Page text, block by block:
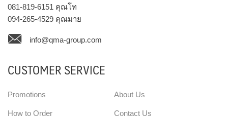
081-819-6151 คุณโท
094-265-4529 คุณมาย
info@qma-group.com
CUSTOMER SERVICE
Promotions
How to Order
About Us
Contact Us